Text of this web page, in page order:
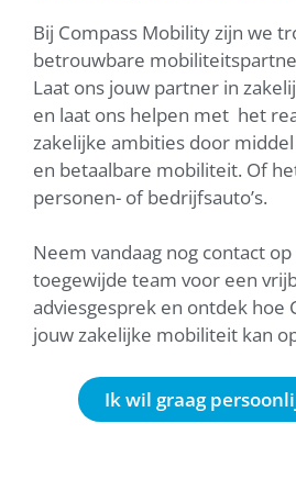
Bij Compass Mobility zijn we
betrouwbare
Laat ons jouw partner in
en laat ons helpen met het
zakelijke ambities door
en betaalbare mobiliteit. Of
personen- of bedrijfsauto’s.
Neem vandaag nog contact
toegewijde team voor een
adviesgesprek en ontdek hoe
jouw zakelijke mobiliteit kan
Ik wil graag